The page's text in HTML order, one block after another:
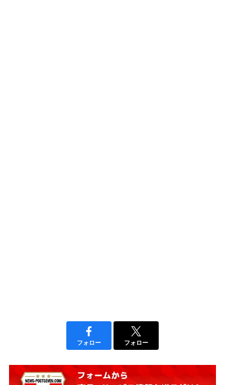
フォロー フォロー